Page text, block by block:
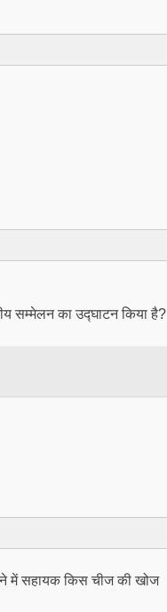
सम्मेलन का उद्घाटन किया है?
में सहायक किस चीज की खोज